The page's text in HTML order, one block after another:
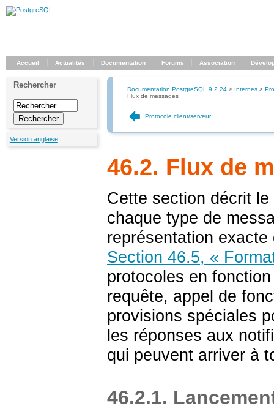
Accueil Actualités Documentation Forums Association
Rechercher
Version anglaise
Documentation PostgreSQL 9.2.24> Internes>
Flux de messages
Protocole client/serveur
46.2. Flux de
Cette section décrit
chaque type de
représentation
Section 46.5, «
protocoles en
requête, appel de
provisions spéciales
les réponses aux
qui peuvent arriver à
46.2.1.